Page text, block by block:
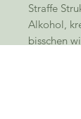
Straffe
Alkohol,
bisschen